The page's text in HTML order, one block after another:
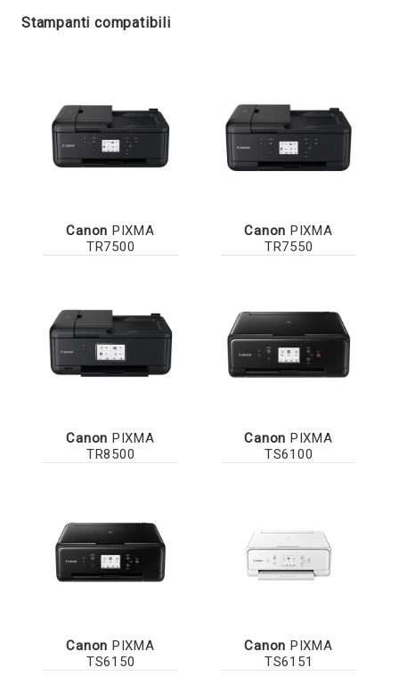
Stampanti compatibili
Canon PIXMA
TR7500
Canon PIXMA
TR7550
Canon PIXMA
TR8500
Canon PIXMA
TS6100
Canon PIXMA
TS6150
Canon PIXMA
TS6151